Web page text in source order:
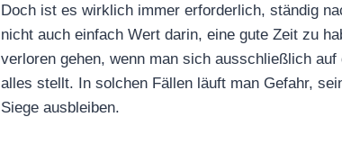
Doch ist es wirklich immer erforderlich, ständig
nicht auch einfach Wert darin, eine gute Zeit zu
verloren gehen, wenn man sich ausschließlich
alles stellt. In solchen Fällen läuft man Gefahr,
Siege ausbleiben.